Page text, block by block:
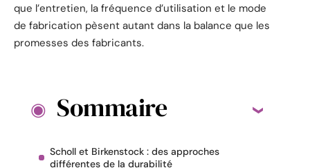
que l’entretien, la fréquence d’utilisation et le mode
de fabrication pèsent autant dans la balance que les
promesses des fabricants.
Sommaire
Scholl et Birkenstock : des approches
différentes de la durabilité